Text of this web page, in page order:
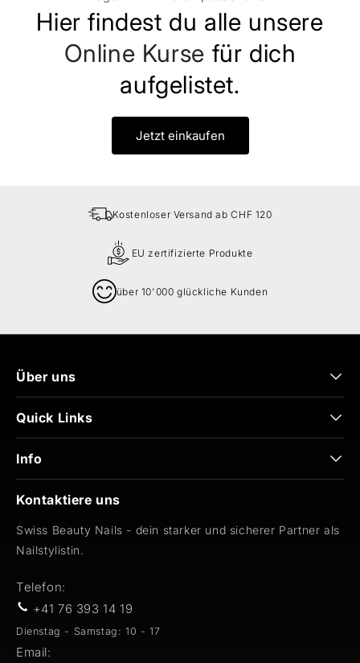
Hier findest du alle unsere
Online Kurse für dich
aufgelistet.
Jetzt einkaufen
Kostenloser Versand ab CHF 120
EU zertifizierte Produkte
über 10'000 glückliche Kunden
Über uns
Quick Links
Info
Kontaktiere uns
Swiss Beauty Nails - dein starker und sicherer Partner als
Nailstylistin.
Telefon:
+41 76 393 14 19
Dienstag - Samstag: 10 - 17
Email: